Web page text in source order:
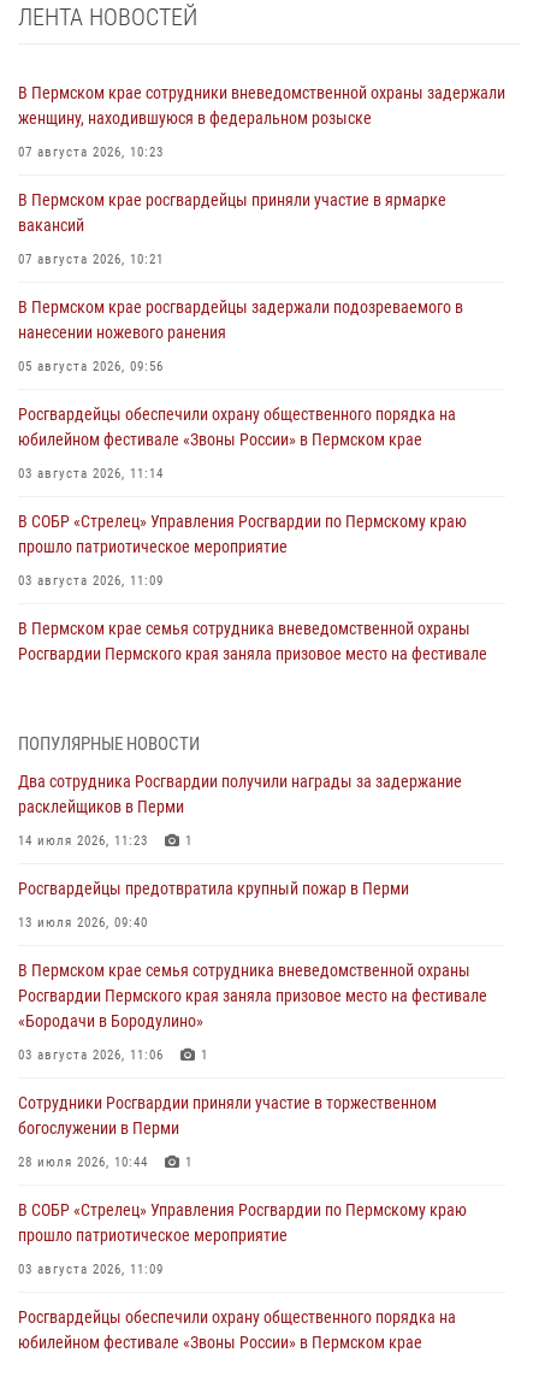
ЛЕНТА НОВОСТЕЙ
В Пермском крае сотрудники вневедомственной охраны задержали
женщину, находившуюся в федеральном розыске
07 августа 2026, 10:23
В Пермском крае росгвардейцы приняли участие в ярмарке
вакансий
07 августа 2026, 10:21
В Пермском крае росгвардейцы задержали подозреваемого в
нанесении ножевого ранения
05 августа 2026, 09:56
Росгвардейцы обеспечили охрану общественного порядка на
юбилейном фестивале «Звоны России» в Пермском крае
03 августа 2026, 11:14
В СОБР «Стрелец» Управления Росгвардии по Пермскому краю
прошло патриотическое мероприятие
03 августа 2026, 11:09
В Пермском крае семья сотрудника вневедомственной охраны
Росгвардии Пермского края заняла призовое место на фестивале
юных спортсменов
03 августа 2026, 10:59
30 июля 2026, 05:19
богослужении в Перми
28 июля 2026, 10:44
Росгвардейцы оказали силовую поддержку при задержании
28 июля 2026, 06:15
ПОПУЛЯРНЫЕ НОВОСТИ
Два сотрудника Росгвардии получили награды за задержание
расклейщиков в Перми
14 июля 2026, 11:23 1
Росгвардейцы предотвратила крупный пожар в Перми
13 июля 2026, 09:40
В Пермском крае семья сотрудника вневедомственной охраны
Росгвардии Пермского края заняла призовое место на фестивале
«Бородачи в Бородулино»
03 августа 2026, 11:06 1
Сотрудники Росгвардии приняли участие в торжественном
богослужении в Перми
28 июля 2026, 10:44 1
В СОБР «Стрелец» Управления Росгвардии по Пермскому краю
прошло патриотическое мероприятие
03 августа 2026, 11:09
Росгвардейцы обеспечили охрану общественного порядка на
юбилейном фестивале «Звоны России» в Пермском крае